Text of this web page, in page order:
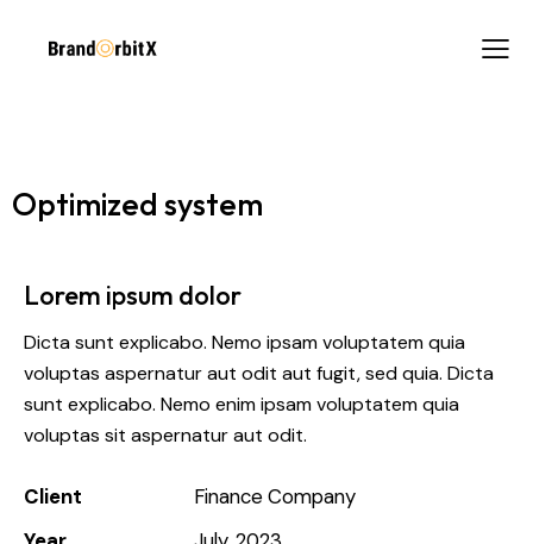
Optimized system
Lorem ipsum dolor
Dicta sunt explicabo. Nemo ipsam voluptatem quia
voluptas aspernatur aut odit aut fugit, sed quia. Dicta
sunt explicabo. Nemo enim ipsam voluptatem quia
voluptas sit aspernatur aut odit.
Client
Finance Company